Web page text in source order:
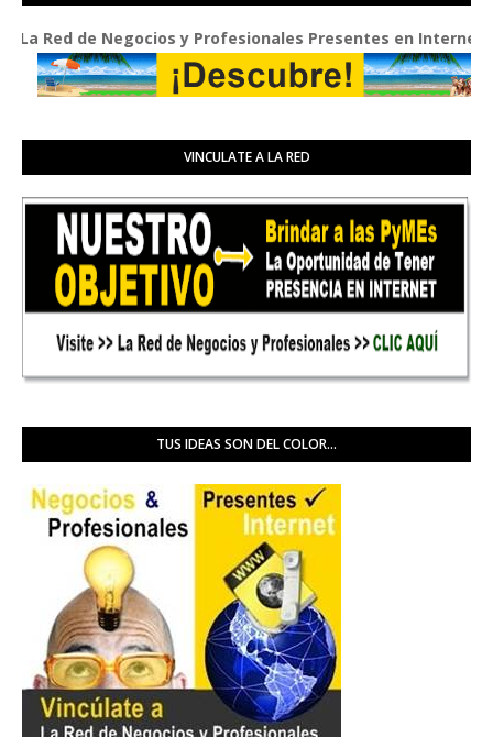
de Negocios y Profesionales Presentes en Internet
VINCULATE A LA RED
TUS IDEAS SON DEL COLOR...